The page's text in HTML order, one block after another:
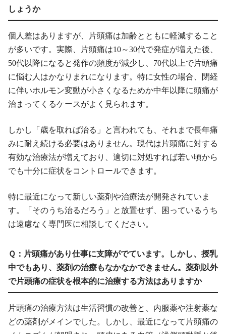
しょうか
個人差はありますが、片頭痛は加齢とともに軽減すること
が多いです。実際、片頭痛は10～30代で発症が増えた後、
50代以降になると発作の頻度が減少し、70代以上で片頭痛
に悩む人はかなりまれになります。特に女性の場合、閉経
に伴いホルモン変動が小さくなるためか中年以降に頭痛が
治まってくるケースがよく見られます。
しかし「歳を取れば治る」と言われても、それまで長年痛
みに耐え続ける必要はありません。現代は片頭痛に対する
有効な治療法が増えており、適切に対処すれば若い頃から
でも十分に症状をコントロールできます。
特に最近になって新しい薬剤や治療法が開発されていま
す。「そのうち治るだろう」と放置せず、困っているうち
は遠慮なく専門医に相談してください。
Ｑ：片頭痛があり仕事に支障がでています。しかし、授乳
中でもあり、薬剤の治療もなかなかできません。薬剤以外
で片頭痛の症状を根本的に治療する方法はありますか
片頭痛の治療方法は生活習慣の改善と、内服薬や注射薬な
どの薬剤がメインでした。しかし、最近になって片頭痛の